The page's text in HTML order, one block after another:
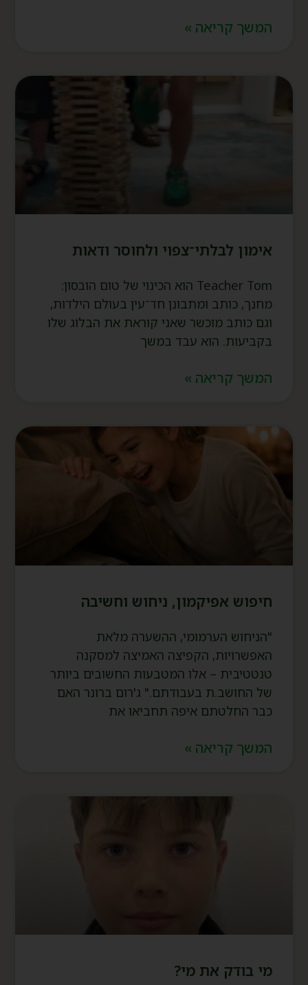
המשך קריאה »
אימון לבלתי־צפוי ולחוסר ודאות
Teacher Tom הוא הכינוי של טום הובסון:
מחנך, כותב ומתבונן חד־עין בעולם הילדות,
וגם כותב מוכשר שאני קוראת את הבלוג שלו
בקביעות. הוא עבד במשך
המשך קריאה »
חיפוש אפיקמון, ניחוש וחשיבה
"הניחוש הערמומי, ההשערה מלאת
האפשרויות, הקפיצה האמיצה למסקנה
טנטטיבית – אלו המטבעות החשובים ביותר
של החושב.ת בעבודתם." ג'רום ברונר האם
כבר החלטתם איפה תחביאו את
המשך קריאה »
מי בודק את מי?